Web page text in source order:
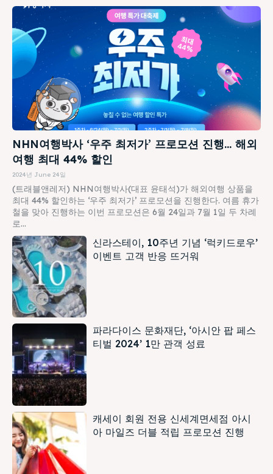
NHN여행박사 ‘우주 최저가’ 프로모션 진행… 해외
여행 최대 44% 할인
2024년 June 24일
(트래블앤레저) NHN여행박사(대표 윤태석)가 해외여행 상품을
최대 44% 할인하는 ‘우주 최저가’ 프로모션을 진행한다. 여름 휴가
철을 맞아 진행하는 이번 프로모션은 6월 24일과 7월 1일 두 차례
로...
신라스테이, 10주년 기념 ‘럭키드로우’
이벤트 고객 반응 뜨거워
파라다이스 문화재단, ‘아시안 팝 페스
티벌 2024’ 1만 관객 성료
캐세이 회원 전용 신세계면세점 아시
아 마일즈 더블 적립 프로모션 진행